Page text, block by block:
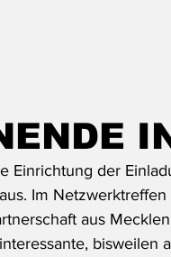
Einrichtung der
Im Netzwerktreffen
aus
bisweilen